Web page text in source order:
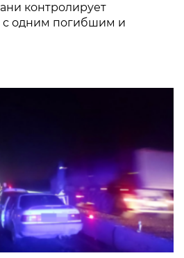
контролирует
с одним погибшим и